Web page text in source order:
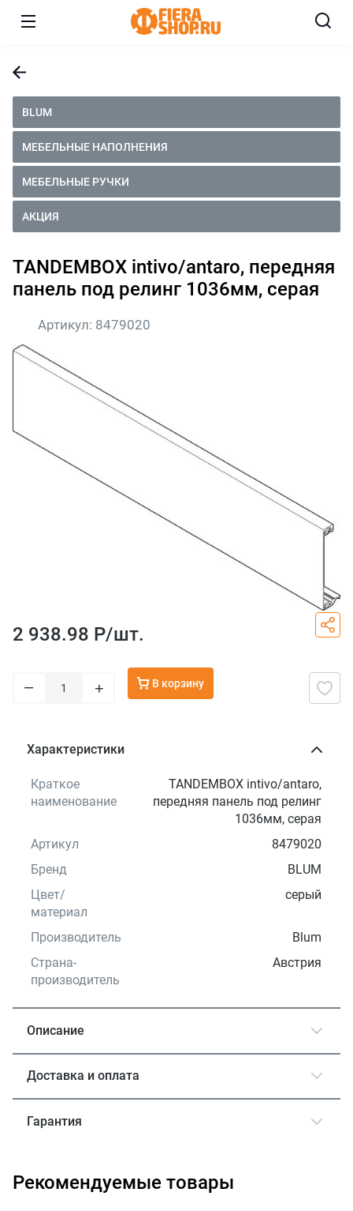
BLUM
МЕБЕЛЬНЫЕ НАПОЛНЕНИЯ
МЕБЕЛЬНЫЕ РУЧКИ
АКЦИЯ
TANDEMBOX intivo/antaro, передняя
панель под релинг 1036мм, серая
Артикул: 8479020
2 938.98 Р/шт.
– + В корзину
Характеристики
Краткое
наименование
TANDEMBOX intivo/antaro,
передняя панель под релинг
1036мм, серая
Артикул
8479020
Бренд
BLUM
Цвет/
материал
серый
Производитель
Blum
Страна-
производитель
Австрия
Описание
Доставка и оплата
Гарантия
Рекомендуемые товары